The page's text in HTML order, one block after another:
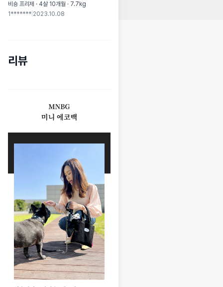
비숑 프리제 · 4살 10개월 · 7.7kg
1******* 2023.10.08
리뷰